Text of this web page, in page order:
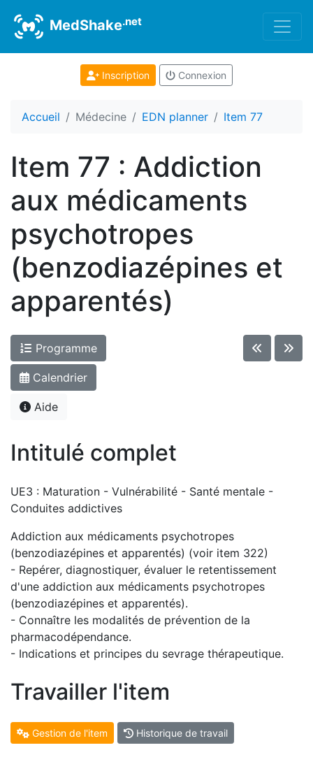
MedShake.net
Inscription Connexion
Accueil Médecine EDN planner Item 77
Item 77 : Addiction
aux médicaments
psychotropes
(benzodiazépines et
apparentés)
Programme
Calendrier
Aide
Intitulé complet
UE3 : Maturation - Vulnérabilité - Santé mentale -
Conduites addictives
Addiction aux médicaments psychotropes
(benzodiazépines et apparentés) (voir item 322)
- Repérer, diagnostiquer, évaluer le retentissement
d'une addiction aux médicaments psychotropes
(benzodiazépines et apparentés).
- Connaître les modalités de prévention de la
pharmacodépendance.
- Indications et principes du sevrage thérapeutique.
Travailler l'item
Gestion de l'item Historique de travail